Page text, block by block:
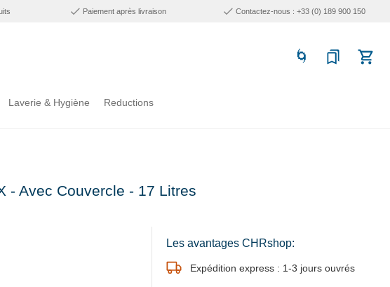
Paiement après livraison Contactez-nous : +33 (0) 189 900 150
Laverie & Hygiène Reductions
- Avec Couvercle - 17 Litres
Les avantages CHRshop:
Expédition express : 1-3 jours ouvrés